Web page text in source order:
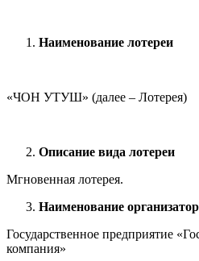
Наименование лотереи
«ЧОН УТУШ» (далее – Лотерея)
Описание вида лотереи
Мгновенная лотерея.
Наименование
Государственное предприятие
компания»